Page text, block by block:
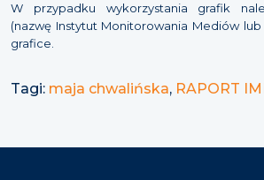
W przypadku wykorzystania grafik
(nazwę Instytut Monitorowania Mediów
grafice.
Tagi: maja chwalińska, RAPORT